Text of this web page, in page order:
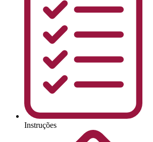
Instruções